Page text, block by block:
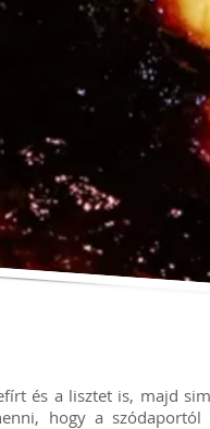
és a lisztet is, majd
hogy a szódaportól